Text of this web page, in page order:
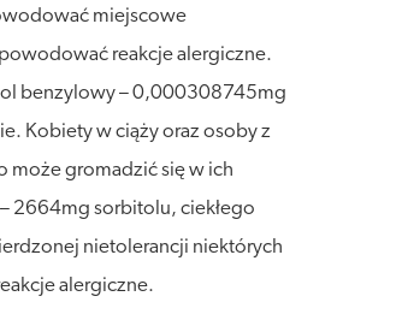
miejscowe
reakcje alergiczne.
benzylowy – 0,000308745mg
Kobiety w ciąży oraz osoby z
może gromadzić się w ich
2664mg sorbitolu, ciekłego
nietolerancji niektórych
alergiczne.